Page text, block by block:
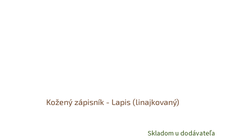
Kožený zápisník - Lapis (linajkovaný)
Skladom u dodávateľa